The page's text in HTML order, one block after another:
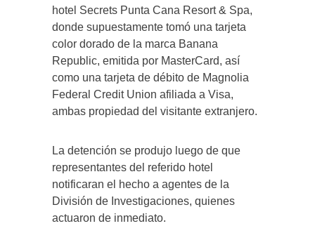
hotel Secrets Punta Cana Resort & Spa,
donde supuestamente tomó una tarjeta
color dorado de la marca Banana
Republic, emitida por MasterCard, así
como una tarjeta de débito de Magnolia
Federal Credit Union afiliada a Visa,
ambas propiedad del visitante extranjero.
La detención se produjo luego de que
representantes del referido hotel
notificaran el hecho a agentes de la
División de Investigaciones, quienes
actuaron de inmediato.